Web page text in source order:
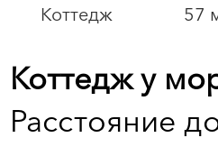
Коттедж 57
Коттедж у
Расстояние